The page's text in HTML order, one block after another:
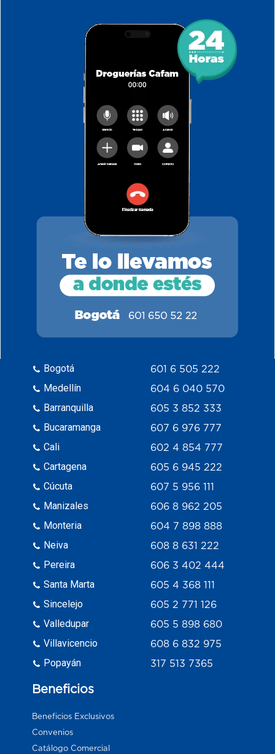
Bogotá
Medellín
Barranquilla
Bucaramanga
Cali
Cartagena
Cúcuta
Manizales
Monteria
Neiva
Pereira
Santa Marta
Sincelejo
Valledupar
Villavicencio
Popayán
601 6 505 222
604 6 040 570
605 3 852 333
607 6 976 777
602 4 854 777
605 6 945 222
607 5 956 111
606 8 962 205
604 7 898 888
608 8 631 222
606 3 402 444
605 4 368 111
605 2 771 126
605 5 898 680
608 6 832 975
317 513 7365
Beneficios
Beneficios Exclusivos
Convenios
Catálogo Comercial